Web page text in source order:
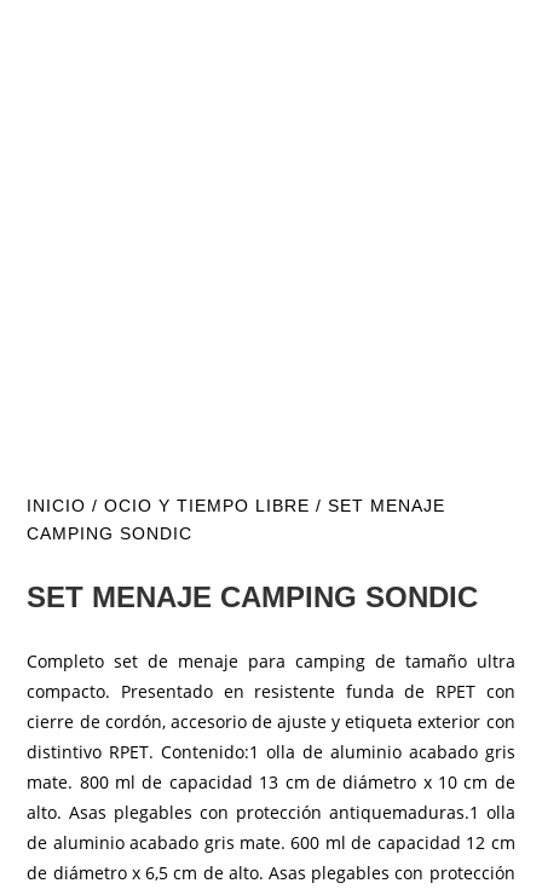
INICIO /OCIO Y TIEMPO LIBRE / SET MENAJE
CAMPING SONDIC
SET MENAJE CAMPING SONDIC
Completo set de menaje para camping de tamaño ultra
compacto. Presentado en resistente funda de RPET con
cierre de cordón, accesorio de ajuste y etiqueta exterior con
distintivo RPET. Contenido:1 olla de aluminio acabado gris
mate. 800 ml de capacidad 13 cm de diámetro x 10 cm de
alto. Asas plegables con protección antiquemaduras.1 olla
de aluminio acabado gris mate. 600 ml de capacidad 12 cm
de diámetro x 6,5 cm de alto. Asas plegables con protección